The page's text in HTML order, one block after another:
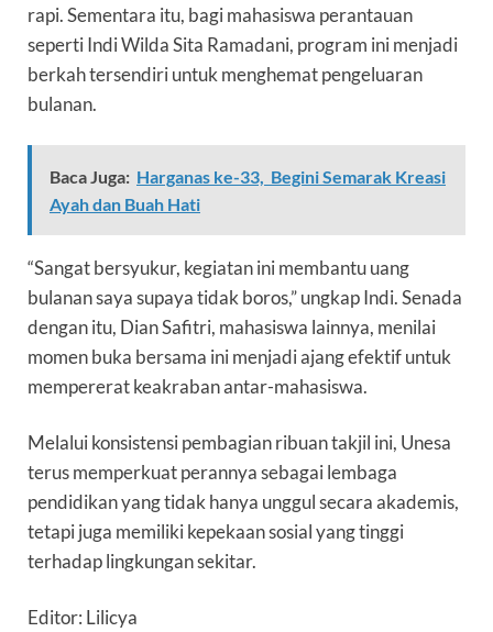
rapi. Sementara itu, bagi mahasiswa perantauan
seperti Indi Wilda Sita Ramadani, program ini menjadi
berkah tersendiri untuk menghemat pengeluaran
bulanan.
Baca Juga: Harganas ke-33, Begini Semarak Kreasi
Ayah dan Buah Hati
“Sangat bersyukur, kegiatan ini membantu uang
bulanan saya supaya tidak boros,” ungkap Indi. Senada
dengan itu, Dian Safitri, mahasiswa lainnya, menilai
momen buka bersama ini menjadi ajang efektif untuk
mempererat keakraban antar-mahasiswa.
Melalui konsistensi pembagian ribuan takjil ini, Unesa
terus memperkuat perannya sebagai lembaga
pendidikan yang tidak hanya unggul secara akademis,
tetapi juga memiliki kepekaan sosial yang tinggi
terhadap lingkungan sekitar.
Editor: Lilicya